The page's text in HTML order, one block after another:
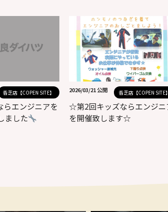
香芝店【COPEN SITE】
らエンジニアを
ました
2026/03/21 公開 香芝店【COPEN SITE】
☆第2回キッズならエンジニ
を開催致します☆